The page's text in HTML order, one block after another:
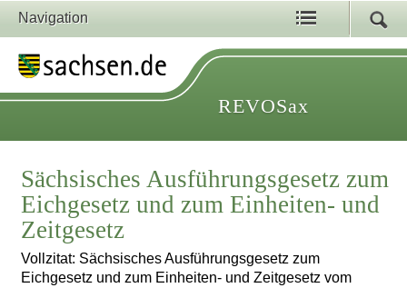
Navigation
REVOSax
Sächsisches Ausführungsgesetz zum
Eichgesetz und zum Einheiten- und
Zeitgesetz
Vollzitat: Sächsisches Ausführungsgesetz zum
Eichgesetz und zum Einheiten- und Zeitgesetz vom